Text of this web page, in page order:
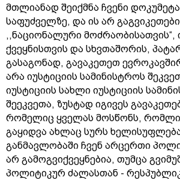
მთლიანად შეიქმნა ჩვენი
საფუძველზე, და ის არ
,,ნაციონალური მოძრაობისათვის“,
ქვეყნისთვის და სხვთაშორის,
გასაგონად, გავაკეთეთ
არა იუსტიციის სამინისტროს
იუსტიციის სახლი იუსტიციის
შეეკვეთა, ზუსტად იგივეს
რომელიც ყველას მოსწონს,
გაყიდვა ახლაც სურს
განმავლობაში ჩვენ არცერთი
არ გამოგვიქვეყნებია, თუმცა
პოლიტიკურ ძალასთან -